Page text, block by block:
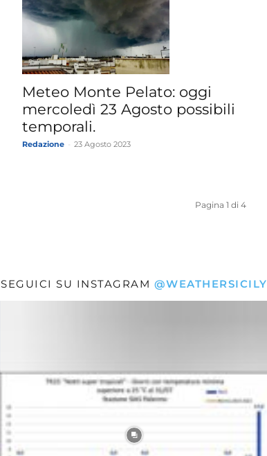
Meteo Monte Pelato: oggi
mercoledì 23 Agosto possibili
temporali.
Redazione 23 Agosto 2023
Pagina 1 di 4
SEGUICI SU INSTAGRAM @WEATHERSICILY